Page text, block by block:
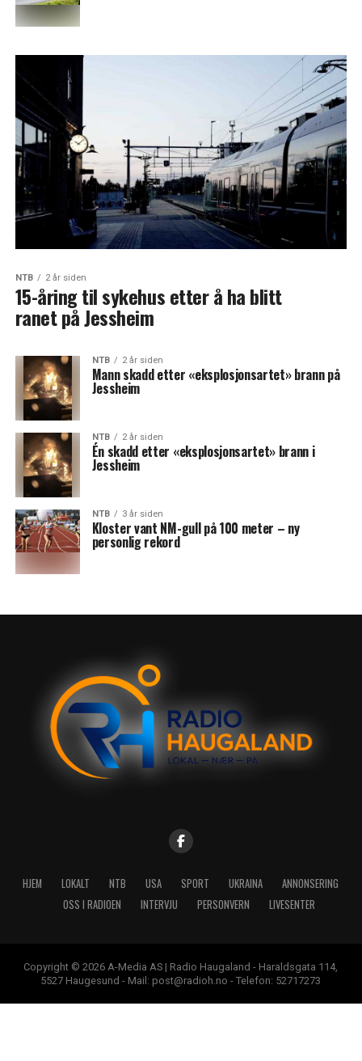
NTB 2 år siden
15-åring til sykehus etter å ha blitt
ranet på Jessheim
NTB 2 år siden
Mann skadd etter «eksplosjonsartet» brann på
Jessheim
NTB 2 år siden
Én skadd etter «eksplosjonsartet» brann i
Jessheim
NTB 3 år siden
Kloster vant NM-gull på 100 meter – ny
personlig rekord
HJEM LOKALT NTB USA SPORT UKRAINA
ANNONSERING
OSS I RADIOEN
INTERVJU PERSONVERN LIVESENTER
Copyright © 2026 A-Media AS | Radio Haugaland - Haraldsgata 114,
5527 Haugesund - Mail: post@radioh.no - Telefon: 52717273